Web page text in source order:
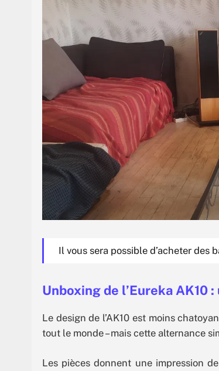
Il vous sera possible d’acheter des
Unboxing de l’Eureka AK10
Le design de l’AK10 est moins
tout le monde – mais cette alternance
Les pièces donnent une impression de